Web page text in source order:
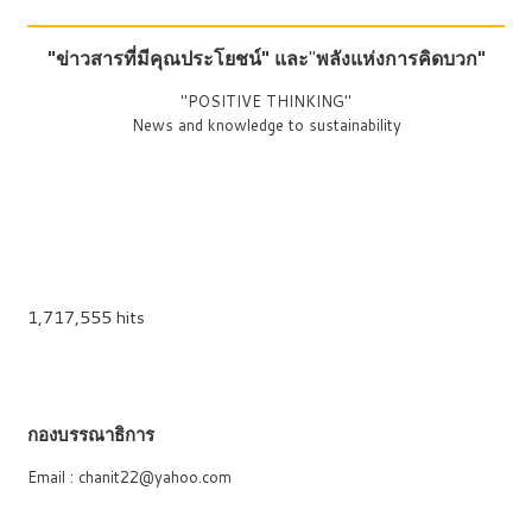
"ข่าวสารที่มีคุณประโยชน์" และ"พลังแห่งการคิดบวก"
"POSITIVE THINKING"
News and knowledge to sustainability
1,717,555 hits
กองบรรณาธิการ
Email : chanit22@yahoo.com